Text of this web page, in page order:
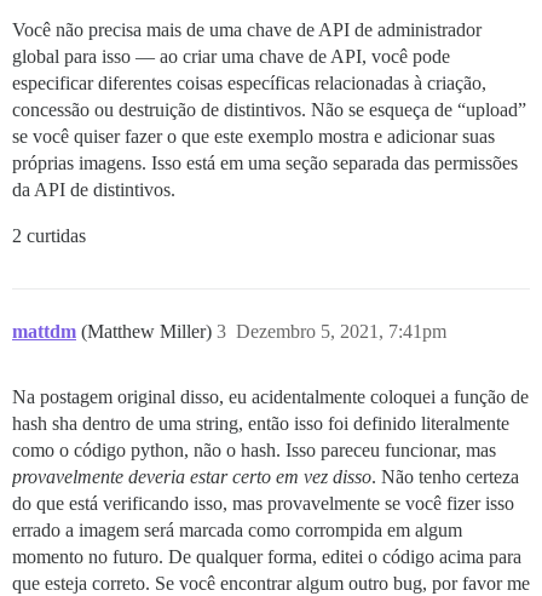
             'file_size': f'{len(image_data)}',
             'type': 'badge_image',
'metadata[sha1-checksum]':
             }
# E pergunta ao Discourse para onde enviar.
r = requests.post(
if r.status_code != 200:
    print(
upload_url = r.json()['url']
# Agora coloque onde nos foi dito para colocar.
r = requests.put(upload_url, data=image_data)
if r.status_code != 200:
    print(
f"Erro ao fazer upload da imagem para
    sys.exit(1)
# E diga ao Discourse que funcionou, e receba um ID
r = requests.post(f"https://{DISCOURSE}/uploads/
Você não precisa mais de uma chave de API de administrador
global para isso — ao criar uma chave de API, você pode
especificar diferentes coisas específicas relacionadas à criação,
concessão ou destruição de distintivos. Não se esqueça de “upload”
se você quiser fazer o que este exemplo mostra e adicionar suas
próprias imagens. Isso está em uma seção separada das permissões
da API de distintivos.
2 curtidas
mattdm (Matthew Miller) Dezembro 5, 2021, 7:41pm
3
Na postagem original disso, eu acidentalmente coloquei a função de
hash sha dentro de uma string, então isso foi definido literalmente
como o código python, não o hash. Isso pareceu funcionar, mas
provavelmente deveria estar certo em vez disso. Não tenho certeza
do que está verificando isso, mas provavelmente se você fizer isso
errado a imagem será marcada como corrompida em algum
momento no futuro. De qualquer forma, editei o código acima para
que esteja correto. Se você encontrar algum outro bug, por favor me